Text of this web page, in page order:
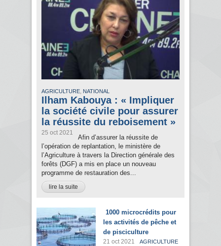
AGRICULTURE, NATIONAL
Ilham Kabouya : « Impliquer
la société civile pour assurer
la réussite du reboisement »
25 oct 2021
Afin d’assurer la réussite de
l’opération de replantation, le ministère de
l’Agriculture à travers la Direction générale des
forêts (DGF) a mis en place un nouveau
programme de restauration des...
lire la suite
1000 microcrédits pour
les activités de pêche et
de pisciculture
21 oct 2021 AGRICULTURE